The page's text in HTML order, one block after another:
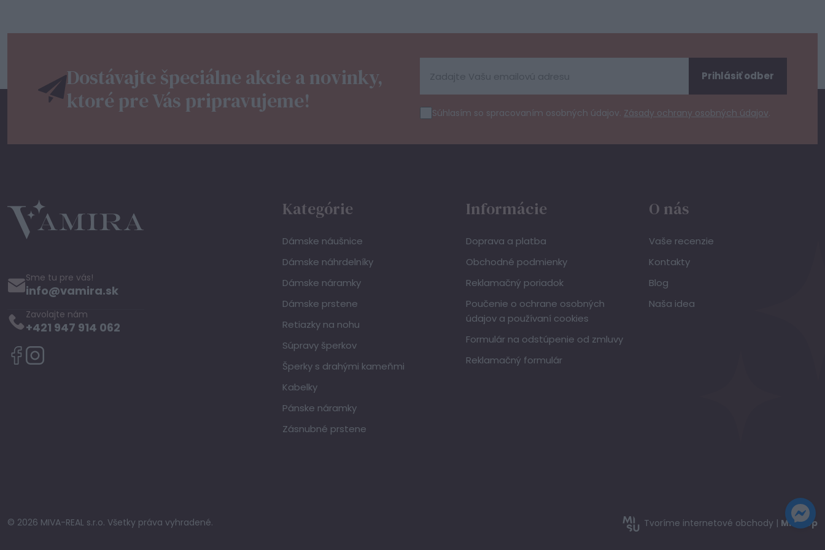
Dostávajte špeciálne akcie a novinky,
ktoré pre Vás pripravujeme!
Súhlasím so spracovaním osobných údajov. Zásady ochrany osobných údajov.
Prihlásiť odber
Sme tu pre vás!
info@vamira.sk
Zavolajte nám
+421 947 914 062
Kategórie
Dámske náušnice
Dámske náhrdelníky
Dámske náramky
Dámske prstene
Retiazky na nohu
Súpravy šperkov
Šperky s drahými kameňmi
Kabelky
Pánske náramky
Zásnubné prstene
Informácie
Doprava a platba
Obchodné podmienky
Reklamačný poriadok
Poučenie o ochrane osobných
údajov a používaní cookies
Formulár na odstúpenie od zmluvy
Reklamačný formulár
O nás
Vaše recenzie
Kontakty
Blog
Naša idea
© 2026 MIVA-REAL s.r.o. Všetky práva vyhradené. Tvoríme internetové obchody | MI:Shop